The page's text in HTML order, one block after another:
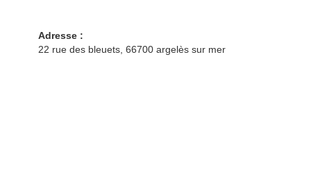
Adresse :
22 rue des bleuets, 66700 argelès sur mer